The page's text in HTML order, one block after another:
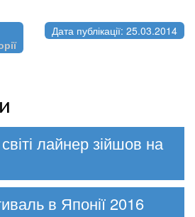
Дата публікації: 25.03.2014
лайнер зійшов на
в Японії 2016